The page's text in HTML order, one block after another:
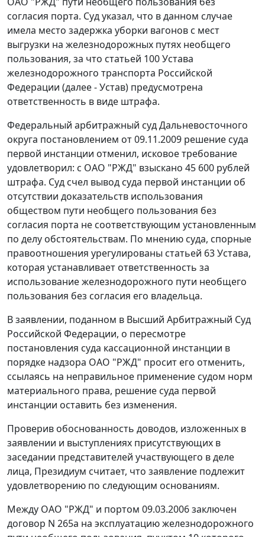
согласия порта. Суд указал, что в данном случае
имела место задержка уборки вагонов с мест
выгрузки на железнодорожных путях необщего
пользования, за что статьей 100 Устава
железнодорожного транспорта Российской
Федерации (далее - Устав) предусмотрена
ответственность в виде штрафа.
Федеральный арбитражный суд Дальневосточного
округа постановлением от 09.11.2009 решение суда
первой инстанции отменил, исковое требование
удовлетворил: с ОАО "РЖД" взыскано 45 600 рублей
штрафа. Суд счел вывод суда первой инстанции об
отсутствии доказательств использования
обществом пути необщего пользования без
согласия порта не соответствующим установленным
по делу обстоятельствам. По мнению суда, спорные
правоотношения урегулированы статьей 63 Устава,
которая устанавливает ответственность за
использование железнодорожного пути необщего
пользования без согласия его владельца.
В заявлении, поданном в Высший Арбитражный Суд
Российской Федерации, о пересмотре
постановления суда кассационной инстанции в
порядке надзора ОАО "РЖД" просит его отменить,
ссылаясь на неправильное применение судом норм
материального права, решение суда первой
инстанции оставить без изменения.
Проверив обоснованность доводов, изложенных в
заявлении и выступлениях присутствующих в
заседании представителей участвующего в деле
лица, Президиум считает, что заявление подлежит
удовлетворению по следующим основаниям.
Между ОАО "РЖД" и портом 09.03.2006 заключен
договор N 265а на эксплуатацию железнодорожного